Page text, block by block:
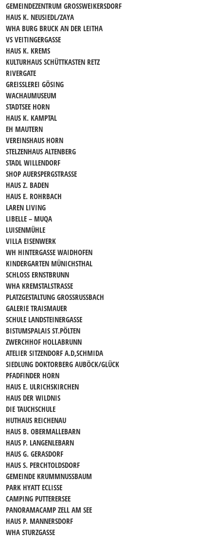
GEMEINDEZENTRUM GROSSWEIKERSDORF
HAUS K. NEUSIEDL/ZAYA
WHA BURG BRUCK AN DER LEITHA
VS VEITINGERGASSE
HAUS K. KREMS
KULTURHAUS SCHÜTTKASTEN RETZ
RIVERGATE
GREISSLEREI GÖSING
WACHAUMUSEUM
STADTSEE HORN
HAUS K. KAMPTAL
EH MAUTERN
VEREINSHAUS HORN
STELZENHAUS ALTENBERG
STADL WILLENDORF
SHOP AUERSPERGSTRASSE
HAUS Z. BADEN
HAUS E. ROHRBACH
LAREN LIVING
LIBELLE – MUQA
LUISENMÜHLE
VILLA EISENWERK
WH HINTERGASSE WAIDHOFEN
KINDERGARTEN MÜNICHSTHAL
SCHLOSS ERNSTBRUNN
WHA KREMSTALSTRASSE
PLATZGESTALTUNG GROSSRUSSBACH
GALERIE TRAISMAUER
SCHULE LANDSTEINERGASSE
BISTUMSPALAIS ST.PÖLTEN
ZWERCHHOF HOLLABRUNN
ATELIER SITZENDORF A.D,SCHMIDA
SIEDLUNG DOKTORBERG AUBÖCK/GLÜCK
PFADFINDER HORN
HAUS E. ULRICHSKIRCHEN
HAUS DER WILDNIS
DIE TAUCHSCHULE
HUTHAUS REICHENAU
HAUS B. OBERMALLEBARN
HAUS P. LANGENLEBARN
HAUS G. GERASDORF
HAUS S. PERCHTOLDSDORF
GEMEINDE KRUMMNUSSBAUM
PARK HYATT ECLISSE
CAMPING PUTTERERSEE
PANORAMACAMP ZELL AM SEE
HAUS P. MANNERSDORF
WHA STURZGASSE